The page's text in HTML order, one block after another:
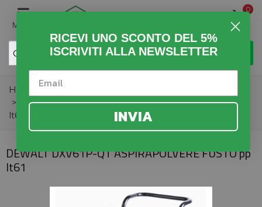
MENU
0
Home > Fai da Te
>
DEWALT DXV61P-QT ASPIRAPOLVERE FUSTO pp
lt61
DEWALT DXV61P-QT ASPIRAPOLVERE FUSTO pp
lt61
RICEVI UNO SCONTO DEL 5%
ISCRIVITI ALLA NEWSLETTER
INVIA